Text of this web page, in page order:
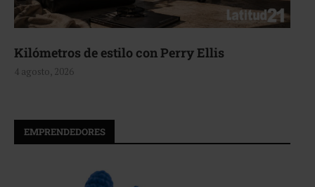
Aerie, texturas que fluyen
4 agosto, 2026
EMPRENDEDORES